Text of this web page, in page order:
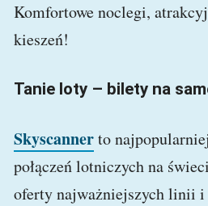
Komfortowe noclegi,
kieszeń!
Tanie loty – bilety na
Skyscannerto
połączeń lotniczych na
oferty najważniejszych linii i